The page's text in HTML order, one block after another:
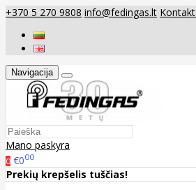
+370 5 270 9808 info@fedingas.lt
Navigacija
Mano paskyra
0 €000
Prekių krepšelis tuščias!